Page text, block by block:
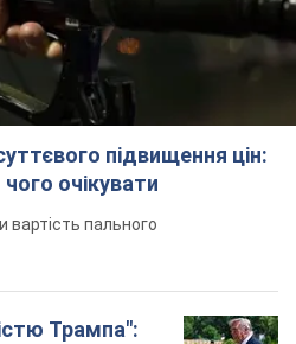
підвищення цін:
очікувати
вартість пального
Трампа":